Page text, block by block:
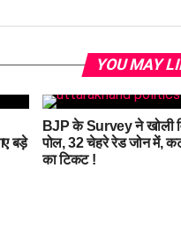
YOU MAY
बड़े
BJP के Survey ने खोली
पोल, 32 चेहरे रेड जोन में,
का टिकट !